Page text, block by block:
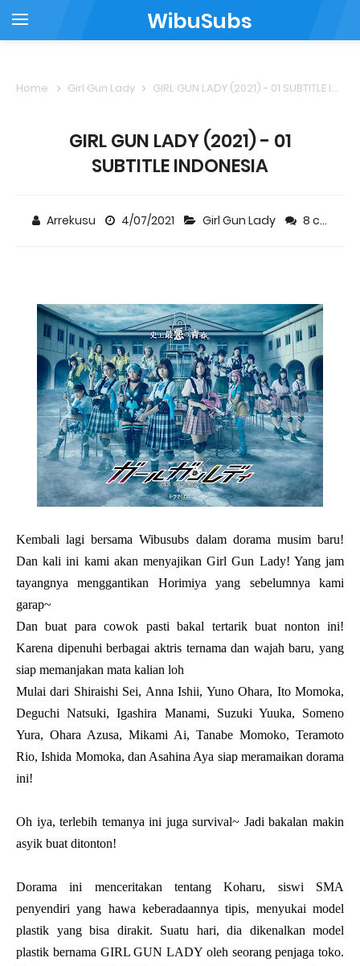
WibuSubs
Home Girl Gun Lady GIRL GUN LADY (2021) - 01 SUBTITLE INDONESIA
GIRL GUN LADY (2021) - 01
SUBTITLE INDONESIA
Arrekusu 4/07/2021 Girl Gun Lady 8 comments
Kembali lagi bersama Wibusubs dalam dorama musim baru!
Dan kali ini kami akan menyajikan Girl Gun Lady! Yang jam
tayangnya menggantikan Horimiya yang sebelumnya kami
garap~
Dan buat para cowok pasti bakal tertarik buat nonton ini!
Karena dipenuhi berbagai aktris ternama dan wajah baru, yang
siap memanjakan mata kalian loh
Mulai dari Shiraishi Sei, Anna Ishii, Yuno Ohara, Ito Momoka,
Deguchi Natsuki, Igashira Manami, Suzuki Yuuka, Someno
Yura, Ohara Azusa, Mikami Ai, Tanabe Momoko, Teramoto
Rio, Ishida Momoka, dan Asahina Aya siap meramaikan dorama
ini!
Oh iya, terlebih temanya ini juga survival~ Jadi bakalan makin
asyik buat ditonton!
Dorama ini menceritakan tentang Koharu, siswi SMA
penyendiri yang hawa keberadaannya tipis, menyukai model
plastik yang bisa dirakit. Suatu hari, dia dikenalkan model
plastik bernama GIRL GUN LADY oleh seorang penjaga toko.